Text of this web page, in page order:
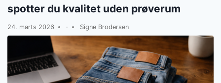
spotter du kvalitet uden prøverum
24. marts 2026 · Signe Brodersen